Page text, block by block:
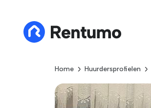
Home Huurdersprofielen